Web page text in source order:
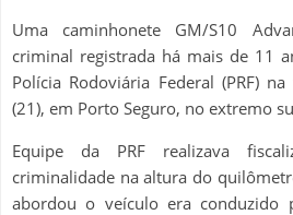
Uma caminhonete GM/S10
criminal registrada há mais de 11
Polícia Rodoviária Federal (PRF)
(21), em Porto Seguro, no extremo
Equipe da PRF realizava
criminalidade na altura do
abordou o veículo era